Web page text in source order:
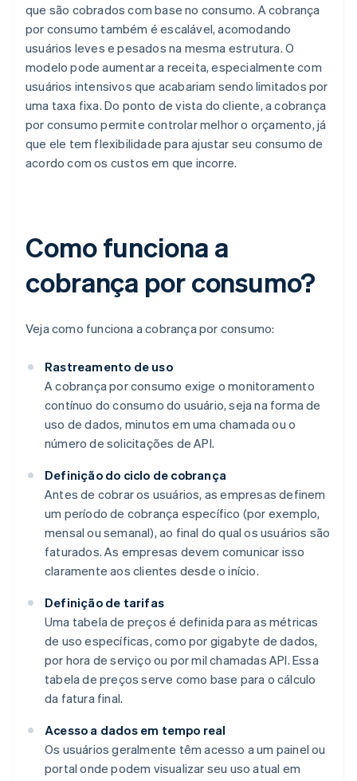
que são cobrados com base no consumo. A cobrança
por consumo também é escalável, acomodando
usuários leves e pesados na mesma estrutura. O
modelo pode aumentar a receita, especialmente com
usuários intensivos que acabariam sendo limitados por
uma taxa fixa. Do ponto de vista do cliente, a cobrança
por consumo permite controlar melhor o orçamento, já
que ele tem flexibilidade para ajustar seu consumo de
acordo com os custos em que incorre.
Como funciona a
cobrança por consumo?
Veja como funciona a cobrança por consumo:
Rastreamento de uso
A cobrança por consumo exige o monitoramento
contínuo do consumo do usuário, seja na forma de
uso de dados, minutos em uma chamada ou o
número de solicitações de API.
Definição do ciclo de cobrança
Antes de cobrar os usuários, as empresas definem
um período de cobrança específico (por exemplo,
mensal ou semanal), ao final do qual os usuários são
faturados. As empresas devem comunicar isso
claramente aos clientes desde o início.
Definição de tarifas
Uma tabela de preços é definida para as métricas
de uso específicas, como por gigabyte de dados,
por hora de serviço ou por mil chamadas API. Essa
tabela de preços serve como base para o cálculo
da fatura final.
Acesso a dados em tempo real
Os usuários geralmente têm acesso a um painel ou
portal onde podem visualizar seu uso atual em